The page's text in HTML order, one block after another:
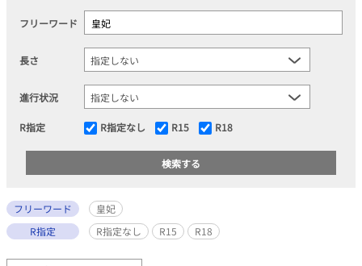
フリーワード
長さ
進行状況
R指定 R指定なし R15 R18
フリーワード
皇妃
R指定
R指定なし R15 R18